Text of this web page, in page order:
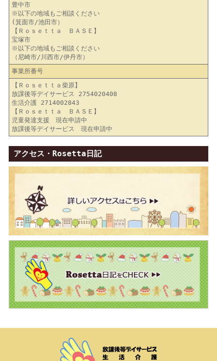
豊中市
※以下の地域もご相談ください
(箕面市/池田市）
【Ｒｏｓｅｔｔａ ＢＡＳＥ】
宝塚市
※以下の地域もご相談ください
（尼崎市/川西市/伊丹市）
事業所番号
【Ｒｏｓｅｔｔａ柴原】
放課後等デイサービス 2754020408
生活介護 2714002843
【Ｒｏｓｅｔｔａ ＢＡＳＥ】
児童発達支援 現在申請中
放課後等デイサービス 現在申請中
アクセス・Rosetta日記